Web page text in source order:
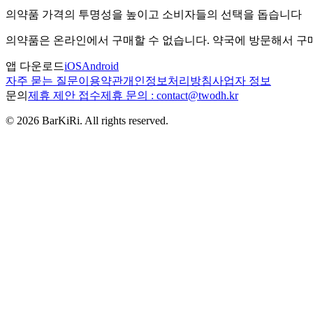
의약품 가격의 투명성을 높이고 소비자들의 선택을 돕습니다
의약품은 온라인에서 구매할 수 없습니다. 약국에 방문해서 구
앱 다운로드iOSAndroid
자주 묻는 질문이용약관개인정보처리방침사업자 정보
문의 제휴 제안 접수제휴 문의 : contact@twodh.kr
© 2026 BarKiRi. All rights reserved.